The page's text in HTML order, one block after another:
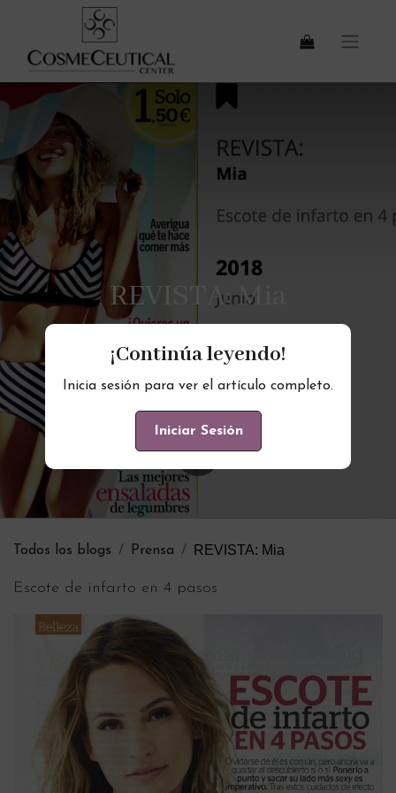
REVISTA: Mia
Todos los blogs Prensa REVISTA: Mia
Escote de infarto en 4 pasos
¡Continúa leyendo!
Inicia sesión para ver el artículo completo.
Iniciar Sesión